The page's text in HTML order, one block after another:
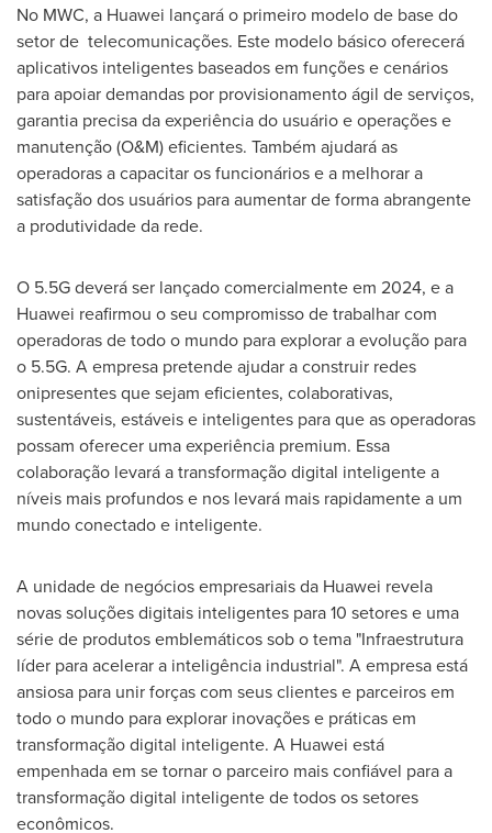
No MWC, a Huawei lançará o primeiro modelo de base do
setor de telecomunicações. Este modelo básico oferecerá
aplicativos inteligentes baseados em funções e cenários
para apoiar demandas por provisionamento ágil de serviços,
garantia precisa da experiência do usuário e operações e
manutenção (O&M) eficientes. Também ajudará as
operadoras a capacitar os funcionários e a melhorar a
satisfação dos usuários para aumentar de forma abrangente
a produtividade da rede.
O 5.5G deverá ser lançado comercialmente em 2024, e a
Huawei reafirmou o seu compromisso de trabalhar com
operadoras de todo o mundo para explorar a evolução para
o 5.5G. A empresa pretende ajudar a construir redes
onipresentes que sejam eficientes, colaborativas,
sustentáveis, estáveis e inteligentes para que as operadoras
possam oferecer uma experiência premium. Essa
colaboração levará a transformação digital inteligente a
níveis mais profundos e nos levará mais rapidamente a um
mundo conectado e inteligente.
A unidade de negócios empresariais da Huawei revela
novas soluções digitais inteligentes para 10 setores e uma
série de produtos emblemáticos sob o tema "Infraestrutura
líder para acelerar a inteligência industrial". A empresa está
ansiosa para unir forças com seus clientes e parceiros em
todo o mundo para explorar inovações e práticas em
transformação digital inteligente. A Huawei está
empenhada em se tornar o parceiro mais confiável para a
transformação digital inteligente de todos os setores
econômicos.